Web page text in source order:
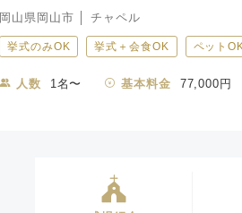
岡山県岡山市 │ チャペル
挙式のみOK 挙式＋会食OK ペット
人数 1名〜 基本料金 77,000円